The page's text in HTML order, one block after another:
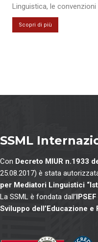
Linguistica, le
Scopri di più
SSML
Con Decreto MIUR n.1933
25.08.2017) è stata
per Mediatori Linguistici
La SSML è fondata dall’
Sviluppo dell’Educazione e